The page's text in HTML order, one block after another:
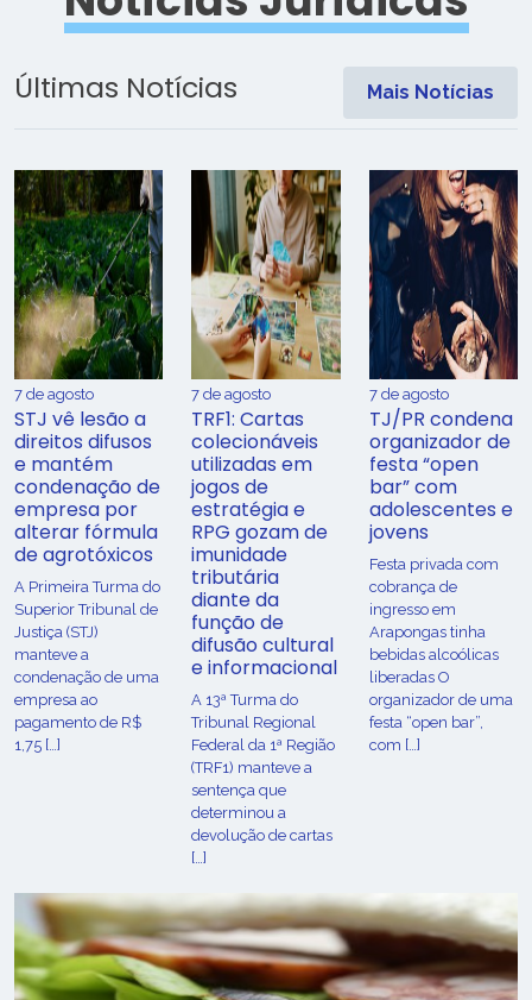
Últimas Notícias Mais Notícias
7 de agosto
STJ vê lesão a
direitos difusos
e mantém
condenação de
empresa por
alterar fórmula
de agrotóxicos
​A Primeira Turma do
Superior Tribunal de
Justiça (STJ)
manteve a
condenação de uma
empresa ao
pagamento de R$
1,75 […]
7 de agosto
TRF1: Cartas
colecionáveis
utilizadas em
jogos de
estratégia e
RPG gozam de
imunidade
tributária
diante da
função de
difusão cultural
e informacional
A 13ª Turma do
Tribunal Regional
Federal da 1ª Região
(TRF1) manteve a
sentença que
determinou a
devolução de cartas
[…]
7 de agosto
TJ/PR condena
organizador de
festa “open
bar” com
adolescentes e
jovens
Festa privada com
cobrança de
ingresso em
Arapongas tinha
bebidas alcoólicas
liberadas O
organizador de uma
festa “open bar”,
com […]